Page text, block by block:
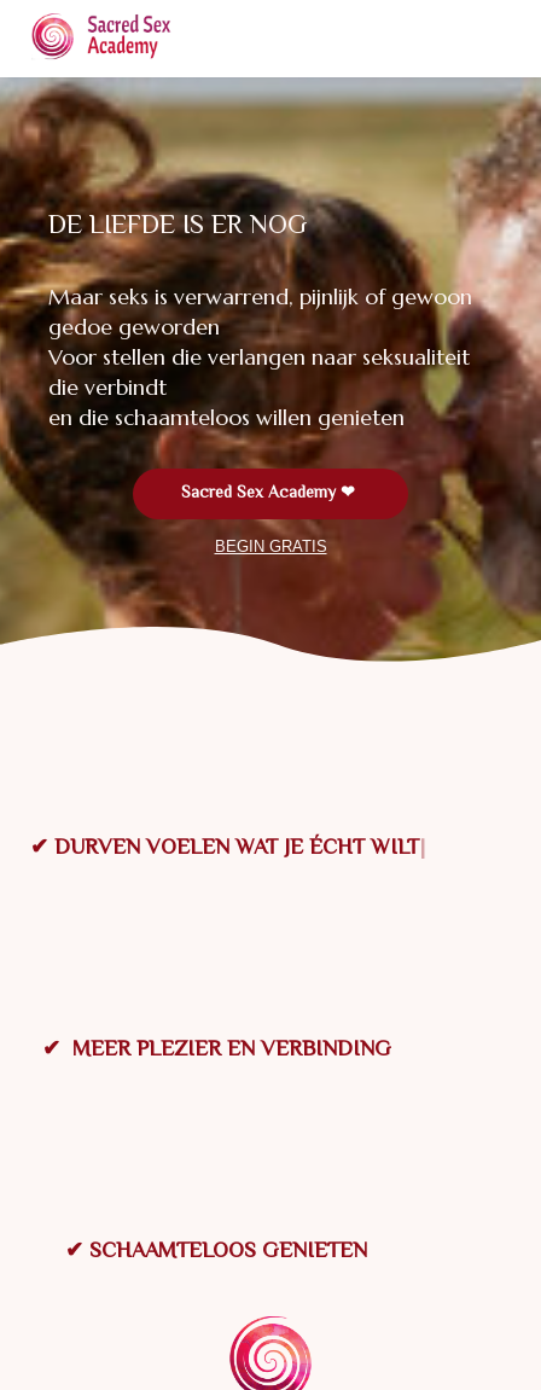
DE LIEFDE IS ER NOG
Maar seks is verwarrend, pijnlijk of gewoon
gedoe geworden
Voor stellen die verlangen naar seksualiteit
die verbindt
en die schaamteloos willen genieten
Sacred Sex Academy ❤
BEGIN GRATIS
✔ DURVENVOELENWATJEÉCHTWILT
✔ MEER PLEZIER EN VERBINDING
✔ SCHAAMTELOOS GENIETEN